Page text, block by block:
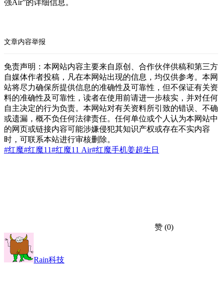
强Air”的详细信息。
文章内容举报
免责声明：本网站内容主要来自原创、合作伙伴供稿和第三方
自媒体作者投稿，凡在本网站出现的信息，均仅供参考。本网
站将尽力确保所提供信息的准确性及可靠性，但不保证有关资
料的准确性及可靠性，读者在使用前请进一步核实，并对任何
自主决定的行为负责。本网站对有关资料所引致的错误、不确
或遗漏，概不负任何法律责任。任何单位或个人认为本网站中
的网页或链接内容可能涉嫌侵犯其知识产权或存在不实内容
时，可联系本站进行审核删除。
#红魔#红魔11#红魔11 Air#红魔手机姜超生日
赞 (0)
Rain科技